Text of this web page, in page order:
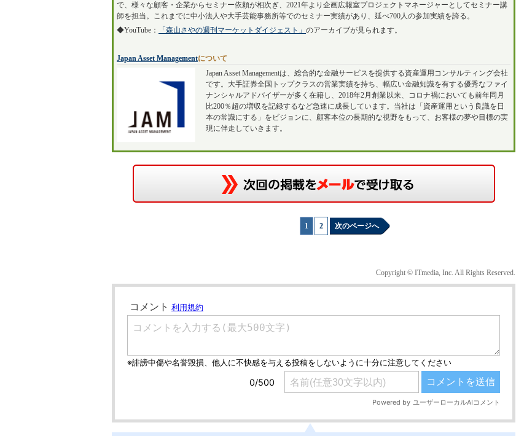
で、様々な顧客・企業からセミナー依頼が相次ぎ、2021年より企画広報室プロジェクトマネージャーとしてセミナー講
師を担当。これまでに中小法人や大手芸能事務所等でのセミナー実績があり、延べ700人の参加実績を誇る。
◆YouTube：
「森山さやの週刊マーケットダイジェスト」 のアーカイブが見られます。
Japan Asset Managementについて
Japan Asset Managementは、総合的な金融サービスを提供する資産運用コンサルティング会社
です。大手証券全国トップクラスの営業実績を持ち、幅広い金融知識を有する優秀なファイ
ナンシャルアドバイザーが多く在籍し、2018年2月創業以来、コロナ禍においても前年同月
比200％超の増収を記録するなど急速に成長しています。当社は「資産運用という良識を日
本の常識にする」をビジョンに、顧客本位の長期的な視野をもって、お客様の夢や目標の実
現に伴走していきます。
1 2 次のページへ
Copyright © ITmedia, Inc. All Rights Reserved.